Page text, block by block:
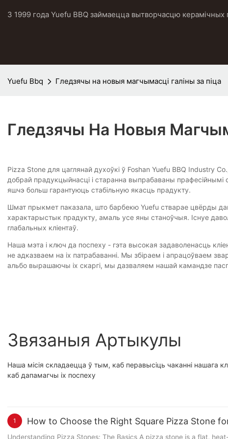
З 1999 года Yuefu BBQ займаецца вытворчасцю керамічных
Yuefu Bbq Гледзячы на ​​новыя магчымасці галіны за піца
Гледзячы На ​​новыя
Pizza Stone для цаглянай духоўкі ў Foshan Yuefu BBQ Industry
добрай прадукцыйнасці і старанна выпрабаваны прафесійнымі
яшчэ больш гарантуюць стабільную якасць прадукту.
Шмат прыкмет паказала, што барбекю Yuefu стварае цвёрды
характарыстык прадукту, амаль усе яны станоўчыя. Існуе
глабальных кліентаў.
Наша мэта і ключ да поспеху - гэта высокая задаволенасць
не адказваем на іх патрабаванні. Мы збіраем і апрацоўваем
альбо вырашаючы іх скаргі, мы дазваляем нашай камандзе
Звязаныя Артыкулы
Наша місія складаецца ў тым, каб перавысіць чаканні нашага
каб дапамагчы іх поспеху
1 How to Choose the Right Square Pizza Stone
Understanding Pizza Stones: The Basics A pizza stone is a flat, heat-conductive surface that helps achieve even cooking and crispy crusts. It works by absorbing and retaining heat more effectively